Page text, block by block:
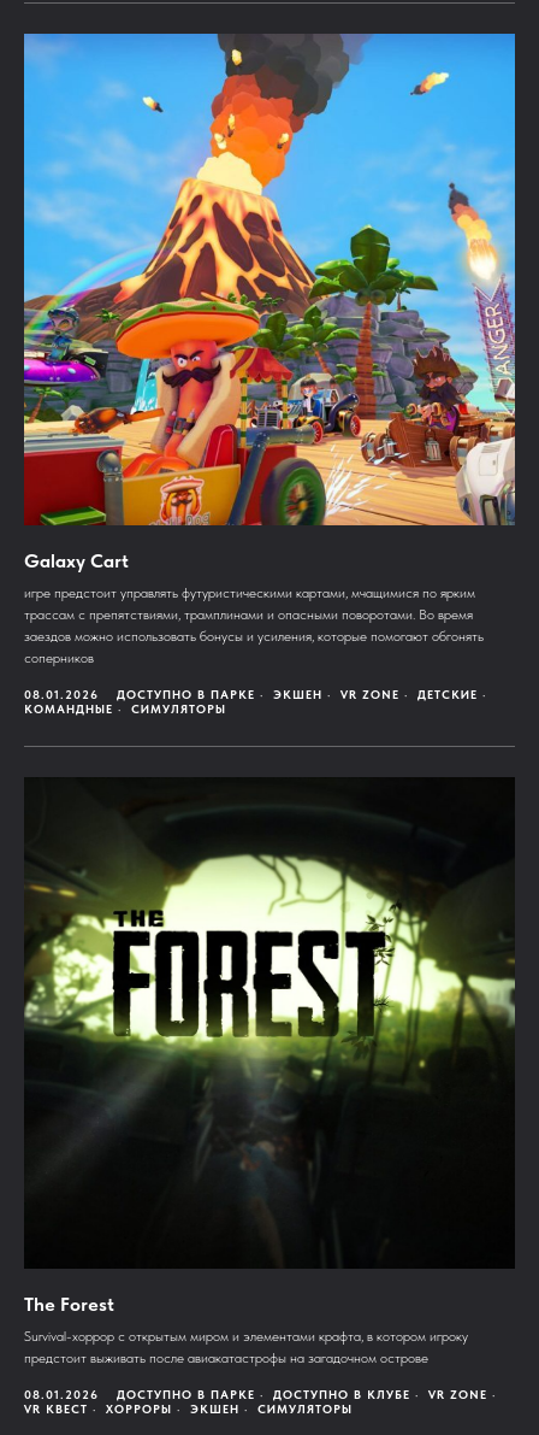
Galaxy Cart
игре предстоит управлять футуристическими картами, мчащимися по ярким
трассам с препятствиями, трамплинами и опасными поворотами. Во время
заездов можно использовать бонусы и усиления, которые помогают обгонять
соперников
08.01.2026 ДОСТУПНО В ПАРКЕ ЭКШЕН VR ZONE
ДЕТСКИЕ
КОМАНДНЫЕ
СИМУЛЯТОРЫ
The Forest
Survival-хоррор с открытым миром и элементами крафта, в котором игроку
предстоит выживать после авиакатастрофы на загадочном острове
08.01.2026 ДОСТУПНО В ПАРКЕ ДОСТУПНО В КЛУБЕ
VR ZONE
VR КВЕСТ
ХОРРОРЫ ЭКШЕН СИМУЛЯТОРЫ